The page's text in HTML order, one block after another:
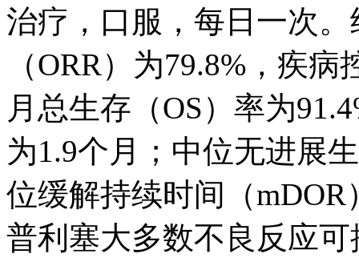
治疗，口服，每日一次
（ORR）为79.8%，疾
月总生存（OS）率为
为1.9个月；中位无进展
位缓解持续时间（
普利塞大多数不良反应